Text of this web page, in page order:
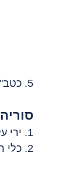
5. כטב"מ משליך רימוני הלם ב
סוריה
1. ירי על בתים ב
2. כלי רכב צבאיים פושטים על הכפר